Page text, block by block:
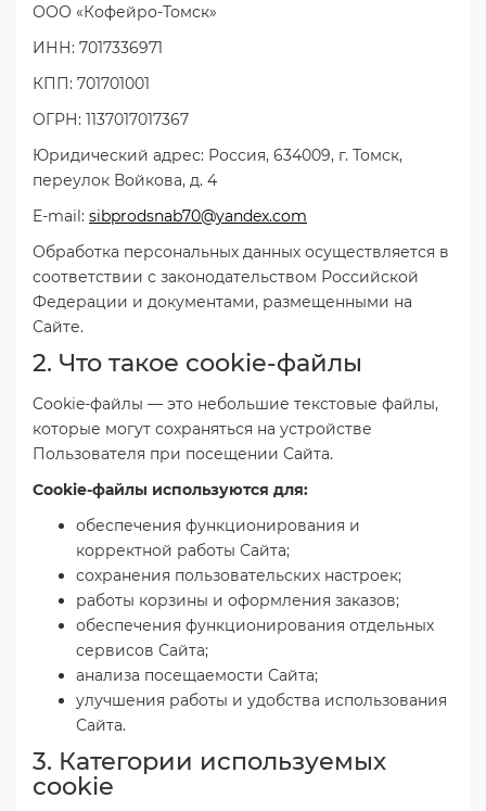
ООО «Кофейро-Томск»
ИНН: 7017336971
КПП: 701701001
ОГРН: 1137017017367
Юридический адрес: Россия, 634009, г. Томск,
переулок Войкова, д. 4
E-mail: sibprodsnab70@yandex.com
Обработка персональных данных осуществляется в
соответствии с законодательством Российской
Федерации и документами, размещенными на
Сайте.
2. Что такое cookie-файлы
Cookie-файлы — это небольшие текстовые файлы,
которые могут сохраняться на устройстве
Пользователя при посещении Сайта.
Cookie-файлы используются для:
обеспечения функционирования и
корректной работы Сайта;
сохранения пользовательских настроек;
работы корзины и оформления заказов;
обеспечения функционирования отдельных
сервисов Сайта;
анализа посещаемости Сайта;
улучшения работы и удобства использования
Сайта.
3. Категории используемых
cookie